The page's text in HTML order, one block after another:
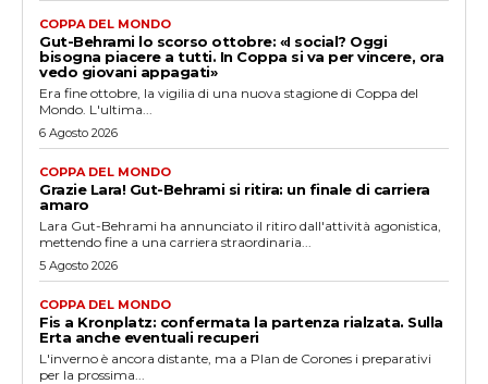
COPPA DEL MONDO
Gut-Behrami lo scorso ottobre: «I social? Oggi
bisogna piacere a tutti. In Coppa si va per vincere, ora
vedo giovani appagati»
Era fine ottobre, la vigilia di una nuova stagione di Coppa del
Mondo. L'ultima...
6 Agosto 2026
COPPA DEL MONDO
Grazie Lara! Gut-Behrami si ritira: un finale di carriera
amaro
Lara Gut-Behrami ha annunciato il ritiro dall'attività agonistica,
mettendo fine a una carriera straordinaria...
5 Agosto 2026
COPPA DEL MONDO
Fis a Kronplatz: confermata la partenza rialzata. Sulla
Erta anche eventuali recuperi
L'inverno è ancora distante, ma a Plan de Corones i preparativi
per la prossima...